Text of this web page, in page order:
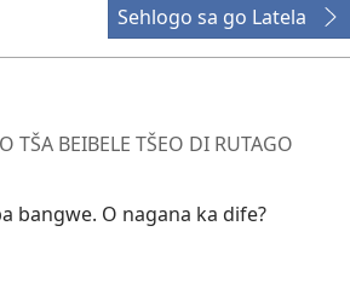
Sehlogo sa go Latela
BEIBELE TŠEO DI RUTAGO
bangwe. O nagana ka dife?